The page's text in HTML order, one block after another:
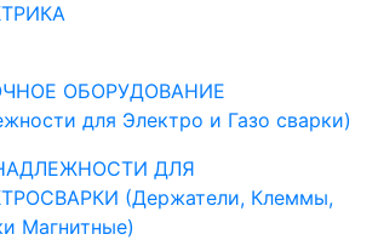
ОБОРУДОВАНИЕ
для Электро и Газо сварки)
ДЛЯ
(Держатели, Клеммы,
Магнитные)